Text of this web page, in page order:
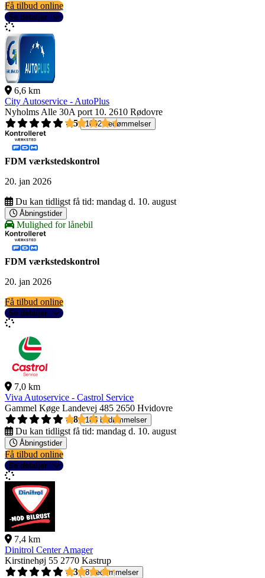
Få tilbud online
Se detaljer
6,6 km
City Autoservice - AutoPlus
Nyholms Alle 30A port 10. 2610 Rødovre
4,5
1092 bedømmelser
FDM værkstedskontrol
20. jan 2026
Du kan tidligst få tid: mandag d. 10. august
Åbningstider
Mulighed for lånebil
FDM værkstedskontrol
20. jan 2026
Få tilbud online
Se detaljer
7,0 km
Viva Autoservice - Castrol Service
Gammel Køge Landevej 485 2650 Hvidovre
4,8
185 bedømmelser
Du kan tidligst få tid: mandag d. 10. august
Åbningstider
Få tilbud online
Se detaljer
7,4 km
Dinitrol Center Amager
Kirstinehøj 55 2770 Kastrup
4,3
8 bedømmelser